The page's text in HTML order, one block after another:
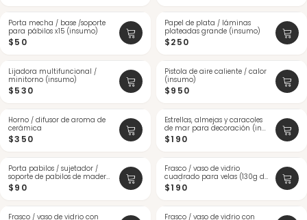
Porta mecha / base /soporte
para pábilos x15 (insumo)
$50
Papel de plata / láminas
plateadas grande (insumo)
$250
Lijadora multifuncional /
minitorno (insumo)
$530
Pistola de aire caliente / calor
(insumo)
$950
Horno / difusor de aroma de
cerámica
$350
Estrellas, almejas y caracoles
de mar para decoración (in...
$190
Porta pabilos / sujetador /
soporte de pabilos de madera
...
$90
Frasco / vaso de vidrio
cuadrado para velas (130g de
cera)
$190
Frasco / vaso de vidrio con
Frasco / vaso de vidrio con